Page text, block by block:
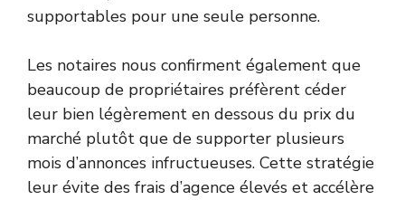
supportables pour une seule personne.
Les notaires nous confirment également que
beaucoup de propriétaires préfèrent céder
leur bien légèrement en dessous du prix du
marché plutôt que de supporter plusieurs
mois d’annonces infructueuses. Cette stratégie
leur évite des frais d’agence élevés et accélère